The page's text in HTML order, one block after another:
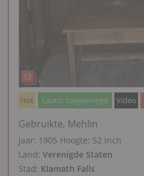
Hot Laatst toegevoegd Video
Gebruikte, Mehlin
Jaar: 1905 Hoogte: 52 inch
Land: Verenigde Staten
Stad: Klamath Falls